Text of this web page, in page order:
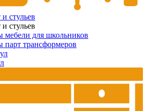
стульев
стульев
мебели для школьников
парт трансформеров